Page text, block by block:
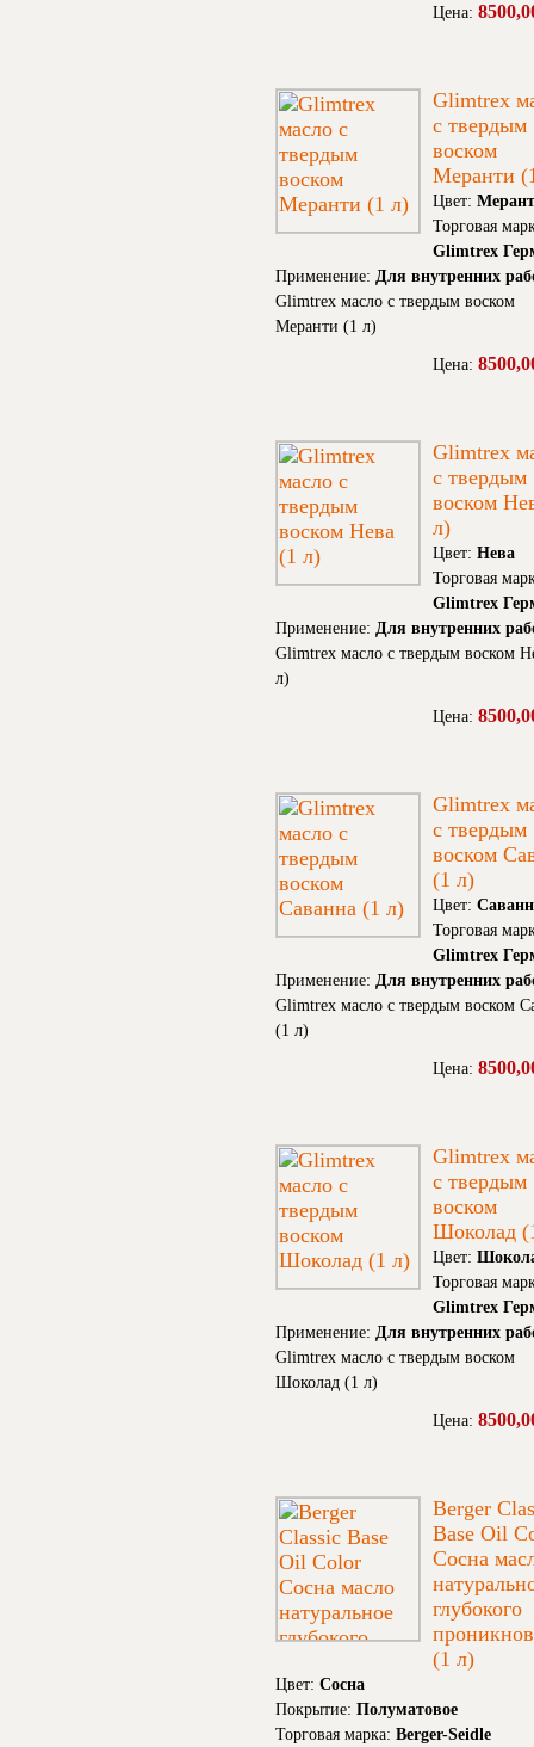
Цена:
Glimtrex
с твердым
воском
Меранти
Цвет:
Торговая
Glimtrex
Применение: Для внутренних
Glimtrex масло с твердым воском
Меранти (1 л)
Цена:
Glimtrex
с твердым
воском
л)
Цвет: Нева
Торговая
Glimtrex
Применение: Для внутренних
Glimtrex масло с твердым воском
л)
Цена:
Glimtrex
с твердым
воском
(1 л)
Цвет:
Торговая
Glimtrex
Применение: Для внутренних
Glimtrex масло с твердым воском
(1 л)
Цена:
Glimtrex
с твердым
воском
Шоколад
Цвет:
Торговая
Glimtrex
Применение: Для внутренних
Glimtrex масло с твердым воском
Шоколад (1 л)
Цена:
Berger
Base Oil
Сосна
глубокого
(1 л)
Цвет: Сосна
Покрытие: Полуматовое
Торговая марка: Berger-Seidle